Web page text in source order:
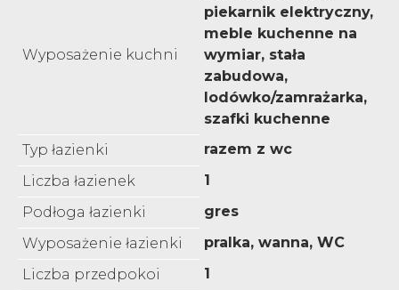
Wyposażenie kuchni
piekarnik elektryczny,
meble kuchenne na
wymiar, stała
zabudowa,
lodówko/zamrażarka,
szafki kuchenne
Typ łazienki
razem z wc
Liczba łazienek
1
Podłoga łazienki
gres
Wyposażenie łazienki
pralka, wanna, WC
Liczba przedpokoi
1